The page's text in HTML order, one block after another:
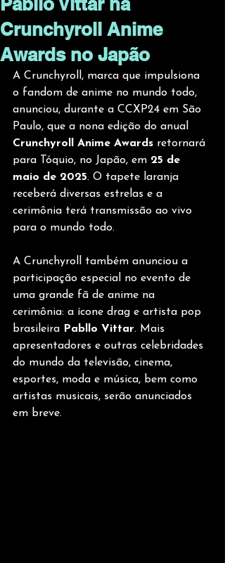
Crunchyroll Anime
Awards no Japão
A Crunchyroll, marca que impulsiona
o fandom de anime no mundo todo,
anunciou, durante a CCXP24 em São
Paulo, que a nona edição do anual
Crunchyroll Anime Awards retornará
para Tóquio, no Japão, em 25 de
maio de 2025. O tapete laranja
receberá diversas estrelas e a
cerimônia terá transmissão ao vivo
para o mundo todo.
A Crunchyroll também anunciou a
participação especial no evento de
uma grande fã de anime na
cerimônia: a ícone drag e artista pop
brasileira Pabllo Vittar. Mais
apresentadores e outras celebridades
do mundo da televisão, cinema,
esportes, moda e música, bem como
artistas musicais, serão anunciados
em breve.